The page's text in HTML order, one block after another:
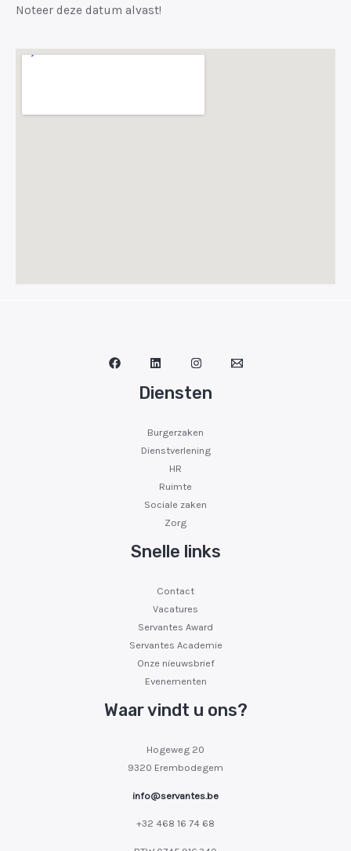
Noteer deze datum alvast!
Diensten
Burgerzaken
Dienstverlening
HR
Ruimte
Sociale zaken
Zorg
Snelle links
Contact
Vacatures
Servantes Award
Servantes Academie
Onze nieuwsbrief
Evenementen
Waar vindt u ons?
Hogeweg 20
9320 Erembodegem
info@servantes.be
+32 468 16 74 68